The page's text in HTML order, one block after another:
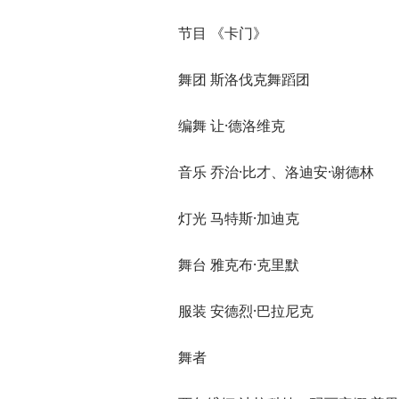
节目 《卡门》
舞团 斯洛伐克舞蹈团
编舞 让·德洛维克
音乐 乔治·比才、洛迪安·谢德林
灯光 马特斯·加迪克
舞台 雅克布·克里默
服装 安德烈·巴拉尼克
舞者